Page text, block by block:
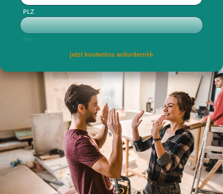
PLZ
Ort
per Post per E-Mail
Ja, ich willige ein, dass meine
personenbezogenen Daten von der allkauf haus
GmbH für Werbe- und Marketingzwecke zwecks
Information bzgl. Hauskauf erhoben und
jetzt kostenlos anfordern!